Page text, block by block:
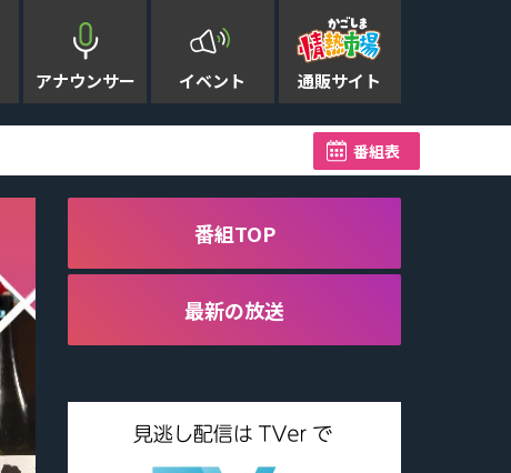
アナウンサー イベント 通販サイト
九州新幹線 鹿児島中
番組表
番組TOP
最新の放送